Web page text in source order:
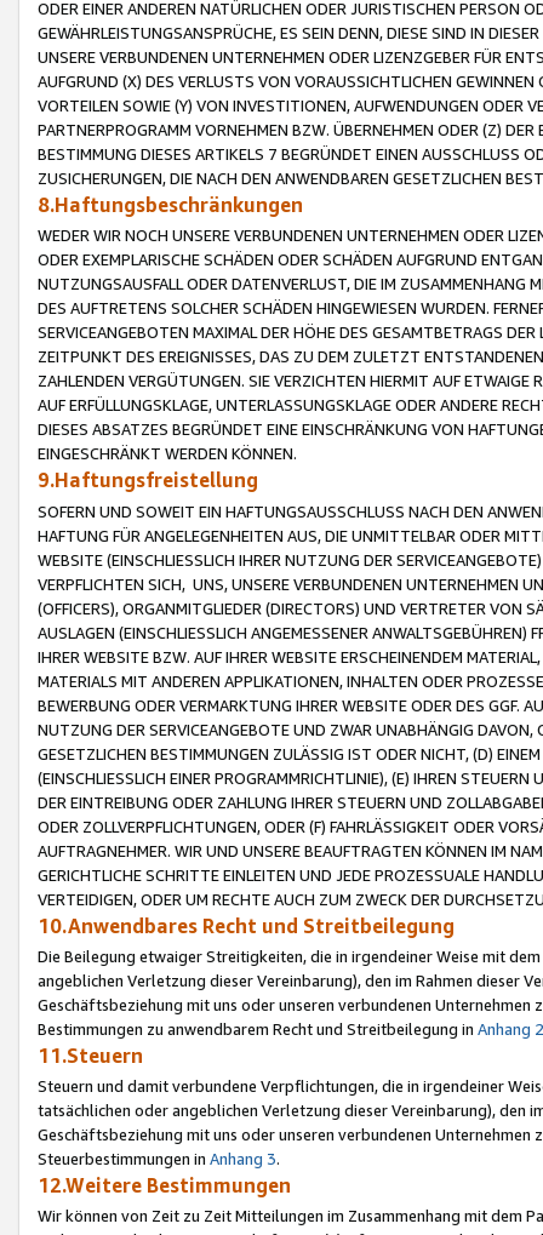
ODER EINER ANDEREN NATÜRLICHEN ODER JURISTISCHEN PERSON
GEWÄHRLEISTUNGSANSPRÜCHE, ES SEIN DENN, DIESE SIND IN
UNSERE VERBUNDENEN UNTERNEHMEN ODER LIZENZGEBER FÜR
AUFGRUND (X) DES VERLUSTS VON VORAUSSICHTLICHEN
VORTEILEN SOWIE (Y) VON INVESTITIONEN, AUFWENDUNGEN ODER
PARTNERPROGRAMM VORNEHMEN BZW. ÜBERNEHMEN ODER (Z)
BESTIMMUNG DIESES ARTIKELS 7 BEGRÜNDET EINEN AUSSCHLUSS
ZUSICHERUNGEN, DIE NACH DEN ANWENDBAREN GESETZLICHEN
8.Haftungsbeschränkungen
WEDER WIR NOCH UNSERE VERBUNDENEN UNTERNEHMEN ODER
ODER EXEMPLARISCHE SCHÄDEN ODER SCHÄDEN AUFGRUND
NUTZUNGSAUSFALL ODER DATENVERLUST, DIE IM ZUSAMMENHANG
DES AUFTRETENS SOLCHER SCHÄDEN HINGEWIESEN WURDEN.
SERVICEANGEBOTEN MAXIMAL DER HÖHE DES GESAMTBETRAGS
ZEITPUNKT DES EREIGNISSES, DAS ZU DEM ZULETZT
ZAHLENDEN VERGÜTUNGEN. SIE VERZICHTEN HIERMIT AUF
AUF ERFÜLLUNGSKLAGE, UNTERLASSUNGSKLAGE ODER ANDERE
DIESES ABSATZES BEGRÜNDET EINE EINSCHRÄNKUNG VON
EINGESCHRÄNKT WERDEN KÖNNEN.
9.Haftungsfreistellung
SOFERN UND SOWEIT EIN HAFTUNGSAUSSCHLUSS NACH DEN
HAFTUNG FÜR ANGELEGENHEITEN AUS, DIE UNMITTELBAR ODER
WEBSITE (EINSCHLIESSLICH IHRER NUTZUNG DER
VERPFLICHTEN SICH, UNS, UNSERE VERBUNDENEN UNTERNEHMEN
(OFFICERS), ORGANMITGLIEDER (DIRECTORS) UND VERTRETER VON
AUSLAGEN (EINSCHLIESSLICH ANGEMESSENER
IHRER WEBSITE BZW. AUF IHRER WEBSITE ERSCHEINENDEM
MATERIALS MIT ANDEREN APPLIKATIONEN, INHALTEN ODER
BEWERBUNG ODER VERMARKTUNG IHRER WEBSITE ODER DES GGF.
NUTZUNG DER SERVICEANGEBOTE UND ZWAR UNABHÄNGIG
GESETZLICHEN BESTIMMUNGEN ZULÄSSIG IST ODER NICHT, (D)
(EINSCHLIESSLICH EINER PROGRAMMRICHTLINIE), (E) IHREN
DER EINTREIBUNG ODER ZAHLUNG IHRER STEUERN UND
ODER ZOLLVERPFLICHTUNGEN, ODER (F) FAHRLÄSSIGKEIT ODER
AUFTRAGNEHMER. WIR UND UNSERE BEAUFTRAGTEN KÖNNEN IM
GERICHTLICHE SCHRITTE EINLEITEN UND JEDE PROZESSUALE
VERTEIDIGEN, ODER UM RECHTE AUCH ZUM ZWECK DER
10.Anwendbares Recht und Streitbeilegung
Die Beilegung etwaiger Streitigkeiten, die in irgendeiner Weise mit
angeblichen Verletzung dieser Vereinbarung), den im Rahmen dieser
Geschäftsbeziehung mit uns oder unseren verbundenen
Bestimmungen zu anwendbarem Recht und Streitbeilegung in Anhang 2
11.Steuern
Steuern und damit verbundene Verpflichtungen, die in irgendeiner
tatsächlichen oder angeblichen Verletzung dieser Vereinbarung), den
Geschäftsbeziehung mit uns oder unseren verbundenen
Steuerbestimmungen in Anhang 3.
12.Weitere Bestimmungen
Wir können von Zeit zu Zeit Mitteilungen im Zusammenhang mit dem